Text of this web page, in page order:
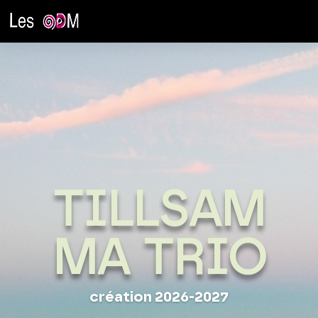
TILLSAM
MA TRIO
création 2026-2027